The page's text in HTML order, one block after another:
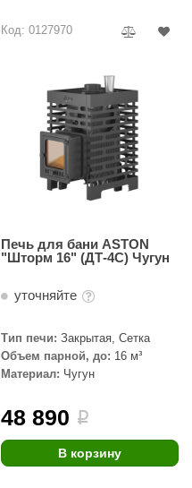
Код: 0127970
Печь для бани ASTON
"Шторм 16" (ДТ-4С) Чугун
уточняйте
Тип печи: Закрытая, Сетка
Объем парной, до: 16 м³
Материал: Чугун
48 890 i
В корзину